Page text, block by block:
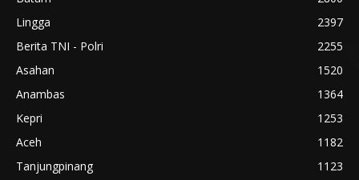
Lingga
2397
Berita TNI - Polri
2255
Asahan
1520
Anambas
1364
Kepri
1253
Aceh
1182
Tanjungpinang
1123